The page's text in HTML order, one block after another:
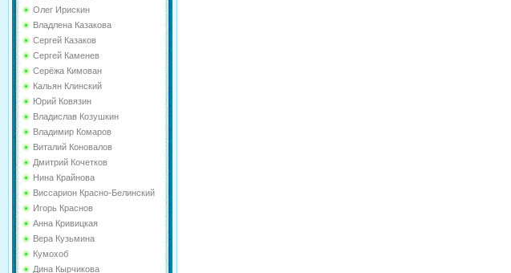
Олег Ирискин
Владлена Казакова
Сергей Казаков
Сергей Каменев
Серёжа Кимован
Кальян Клинский
Юрий Ковязин
Владислав Козушкин
Владимир Комаров
Виталий Коновалов
Дмитрий Кочетков
Нина Крайнова
Виссарион Красно-Белинский
Игорь Краснов
Анна Кривицкая
Вера Кузьмина
Кумохоб
Дина Кырчикова